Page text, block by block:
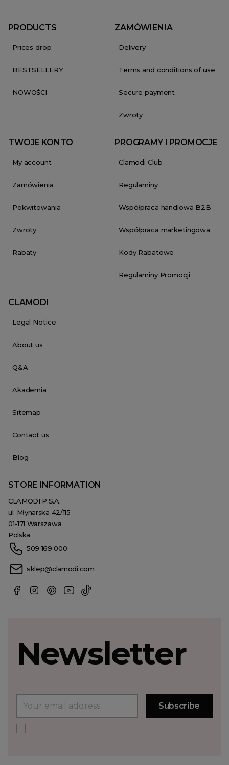
PRODUCTS
Prices drop
BESTSELLERY
NOWOŚCI
ZAMÓWIENIA
Delivery
Terms and conditions of use
Secure payment
Zwroty
TWOJE KONTO
My account
Zamówienia
Pokwitowania
Zwroty
Rabaty
PROGRAMY I PROMOCJE
Clamodi Club
Regulaminy
Współpraca handlowa B2B
Współpraca marketingowa
Kody Rabatowe
Regulaminy Promocji
CLAMODI
Legal Notice
About us
Q&A
Akademia
Sitemap
Contact us
Blog
STORE INFORMATION
CLAMODI P.S.A.
ul. Młynarska 42/115
01-171 Warszawa
Polska
509 169 000
sklep@clamodi.com
Newsletter